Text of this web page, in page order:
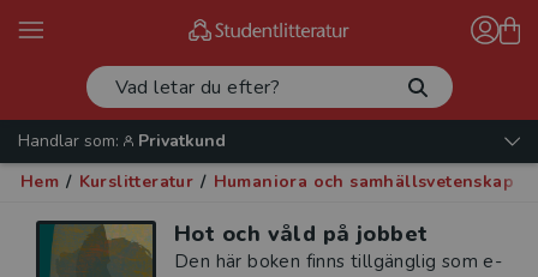
Handlar som:
Privatkund
Hem / Kurslitteratur / Humaniora och samhällsvetenskap
Hot och våld på jobbet
Den här boken finns tillgänglig som e-